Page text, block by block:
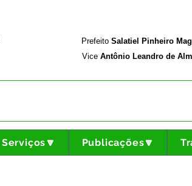
Prefeito Salatiel Pinheiro
Vice Antônio Leandro de
Serviços🔽 Publicações🔽